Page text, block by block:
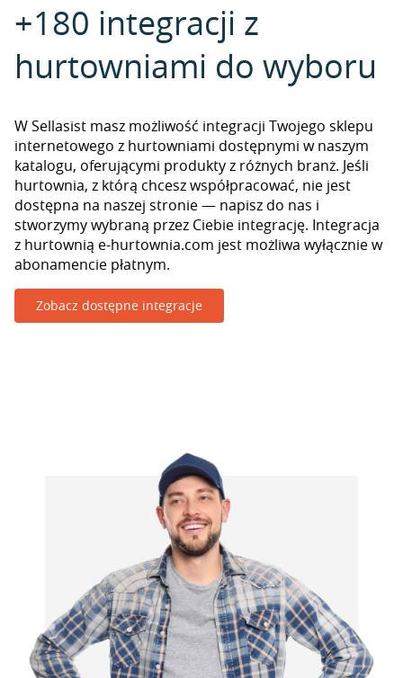
+180 integracji z
hurtowniami do wyboru
W Sellasist masz możliwość integracji Twojego sklepu
internetowego z hurtowniami dostępnymi w naszym
katalogu, oferującymi produkty z różnych branż. Jeśli
hurtownia, z którą chcesz współpracować, nie jest
dostępna na naszej stronie — napisz do nas i
stworzymy wybraną przez Ciebie integrację. Integracja
z hurtownią e-hurtownia.com jest możliwa wyłącznie w
abonamencie płatnym.
Zobacz dostępne integracje